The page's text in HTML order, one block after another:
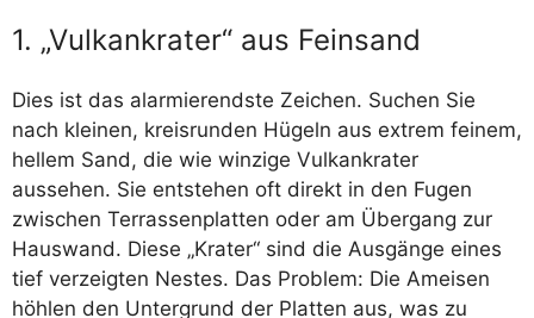
1. „Vulkankrater“ aus Feinsand
Dies ist das alarmierendste Zeichen. Suchen Sie
nach kleinen, kreisrunden Hügeln aus extrem feinem,
hellem Sand, die wie winzige Vulkankrater
aussehen. Sie entstehen oft direkt in den Fugen
zwischen Terrassenplatten oder am Übergang zur
Hauswand. Diese „Krater“ sind die Ausgänge eines
tief verzeigten Nestes. Das Problem: Die Ameisen
höhlen den Untergrund der Platten aus, was zu